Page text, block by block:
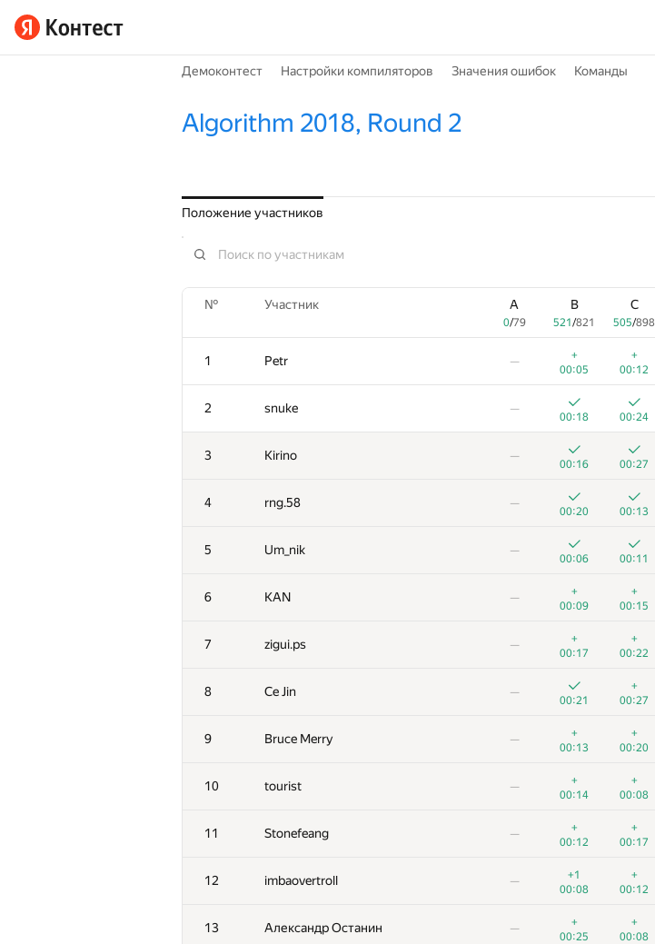
Демоконтест Настройки компиляторов Значения ошибок Команды
Algorithm 2018, Round 2
Положение участников
№ Участник A
0/79
B
521/821
C
505/898
1 Petr —
+
00:05
+
00:12
2 snuke —
00:18 00:24
3 Kirino —
00:16 00:27
4 rng.58 —
00:20 00:13
5 Um_nik —
00:06 00:11
6 KAN —
+
00:09
+
00:15
7 zigui.ps —
+
00:17
+
00:22
8 Ce Jin —
00:21
+
00:27
9 Bruce Merry —
+
00:13
+
00:20
10 tourist —
+
00:14
+
00:08
11 Stonefeang —
+
00:12
+
00:17
12 imbaovertroll —
+1
00:08
+
00:12
13 Александр Останин —
+
00:25
+
00:08